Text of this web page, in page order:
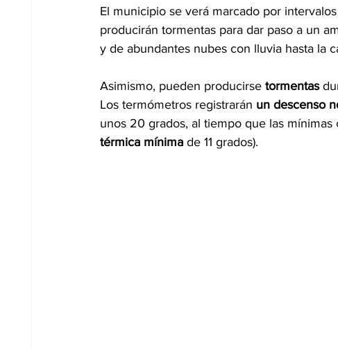
El municipio se verá marcado por
producirán tormentas para dar paso a un
y de abundantes nubes con lluvia hasta la
Asimismo, pueden producirse tormentas
Los termómetros registrarán un descenso
unos 20 grados, al tiempo que las
térmica mínima de 11 grados).